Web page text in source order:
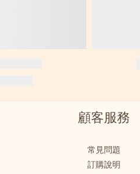
顧客服務
常見問題
訂購說明